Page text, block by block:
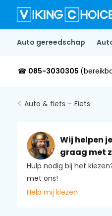
Auto gereedschap
☎ 085-3030305
Auto & fiets - Fiets
Wij helpen je
graag met
Hulp nodig bij het
met ons!
Help mij kiezen